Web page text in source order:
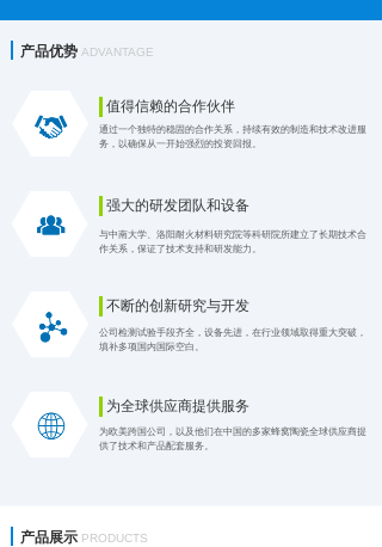
产品优势 ADVANTAGE
值得信赖的合作伙伴
通过一个独特的稳固的合作关系，持续有效的制造和技术改进服
务，以确保从一开始强烈的投资回报。
强大的研发团队和设备
与中南大学、洛阳耐火材料研究院等科研院所建立了长期技术合
作关系，保证了技术支持和研发能力。
不断的创新研究与开发
公司检测试验手段齐全，设备先进，在行业领域取得重大突破，
填补多项国内国际空白。
为全球供应商提供服务
为欧美跨国公司，以及他们在中国的多家蜂窝陶瓷全球供应商提
供了技术和产品配套服务。
产品展示 PRODUCTS